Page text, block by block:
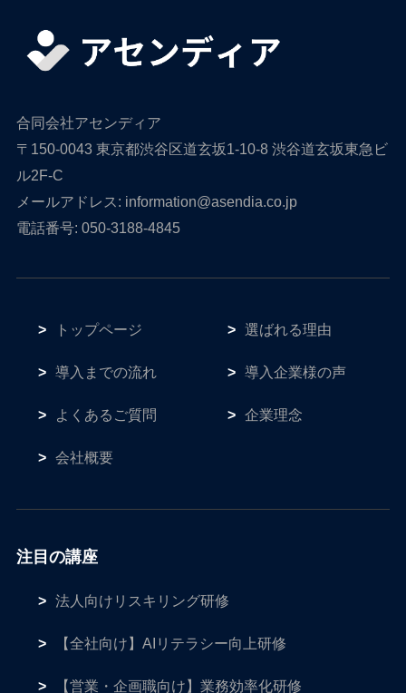
合同会社アセンディア
〒150-0043 東京都渋谷区道玄坂1-10-8 渋谷道玄坂東急ビ
ル2F-C
メールアドレス: information@asendia.co.jp
電話番号: 050-3188-4845
トップページ 選ばれる理由
導入までの流れ 導入企業様の声
よくあるご質問 企業理念
会社概要
注目の講座
法人向けリスキリング研修
【全社向け】AIリテラシー向上研修
【営業・企画職向け】業務効率化研修